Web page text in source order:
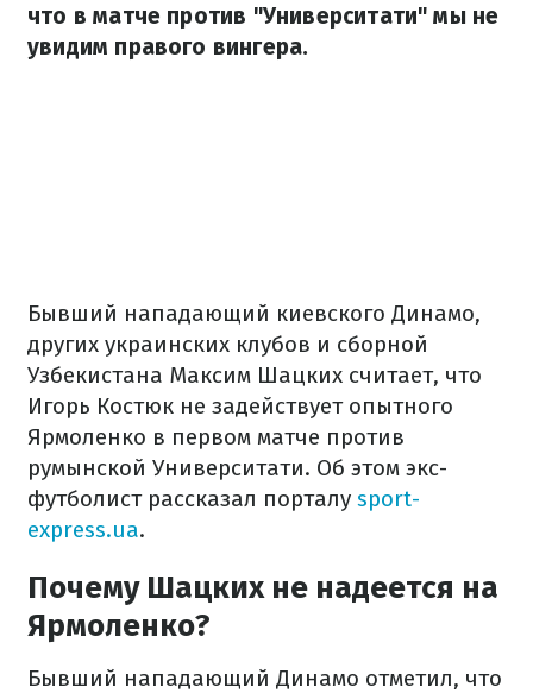
что в матче против "Университати" мы не
увидим правого вингера.
Бывший нападающий киевского Динамо,
других украинских клубов и сборной
Узбекистана Максим Шацких считает, что
Игорь Костюк не задействует опытного
Ярмоленко в первом матче против
румынской Университати. Об этом экс-
футболист рассказал порталу sport-
express.ua.
Почему Шацких не надеется на
Ярмоленко?
Бывший нападающий Динамо отметил, что